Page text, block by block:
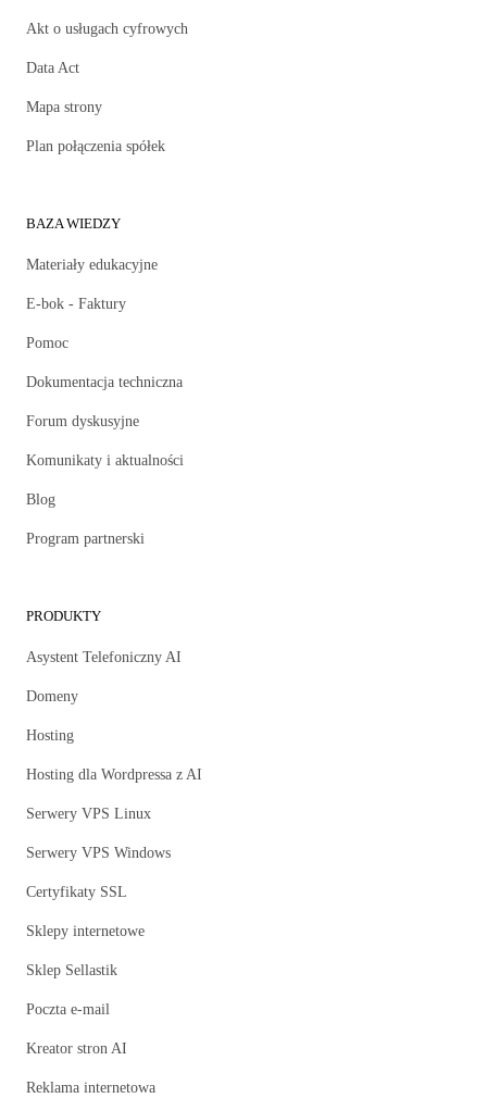
Akt o usługach cyfrowych
Data Act
Mapa strony
Plan połączenia spółek
BAZA WIEDZY
Materiały edukacyjne
E-bok - Faktury
Pomoc
Dokumentacja techniczna
Forum dyskusyjne
Komunikaty i aktualności
Blog
Program partnerski
PRODUKTY
Asystent Telefoniczny AI
Domeny
Hosting
Hosting dla Wordpressa z AI
Serwery VPS Linux
Serwery VPS Windows
Certyfikaty SSL
Sklepy internetowe
Sklep Sellastik
Poczta e-mail
Kreator stron AI
Reklama internetowa